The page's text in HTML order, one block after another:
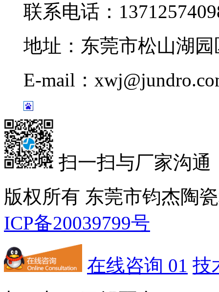
联系电话：
地址：东莞市松山湖
E-mail：
扫一扫与厂家沟通
版权所有 东莞市钧杰
ICP备20039799号
在线咨询 01 技